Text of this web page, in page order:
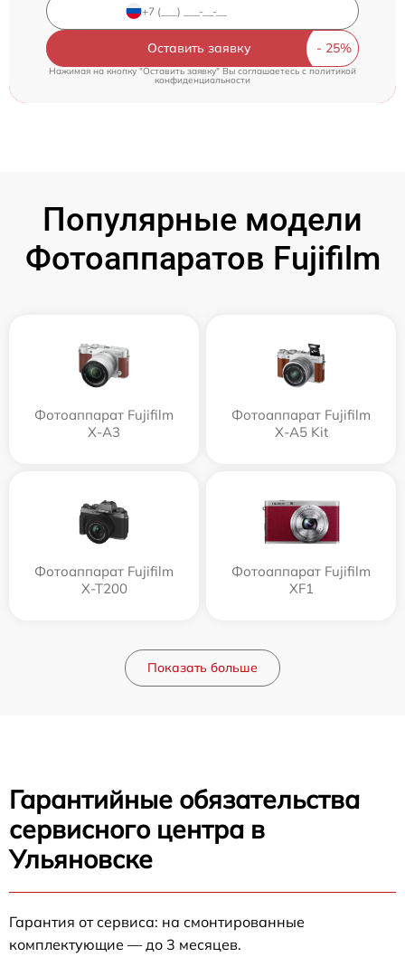
Оставить заявку
Нажимая на кнопку "Оставить заявку" Вы соглашаетесь c политикой
конфиденциальности
Популярные модели
Фотоаппаратов Fujifilm
Фотоаппарат Fujifilm
X-A3
Фотоаппарат Fujifilm
X-A5 Kit
Фотоаппарат Fujifilm
X-T200
Фотоаппарат Fujifilm
XF1
Показать больше
Гарантийные обязательства
сервисного центра в
Ульяновске
Гарантия от сервиса: на смонтированные
комплектующие — до 3 месяцев.